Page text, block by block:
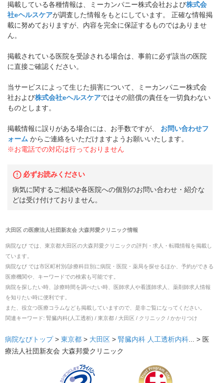
掲載している各種情報は、ミーカンパニー株式会社および株式会
社eヘルスケアが調査した情報をもとにしています。 正確な情報掲
載に努めておりますが、内容を完全に保証するものではありませ
ん。
掲載されている医院を受診される場合は、事前に必ず該当の医院
に直接ご確認ください。
当サービスによって生じた損害について、ミーカンパニー株式会
社および株式会社eヘルスケアではその賠償の責任を一切負わない
ものとします。
掲載情報に誤りがある場合には、お手数ですが、
お問い合わせフ
ォーム からご連絡をいただけますようお願いいたします。
※お電話での対応は行っておりません
必ずお読みください
病気に関するご相談や各医院への個別のお問い合わせ・紹介な
どは受け付けておりません。
大田区 の医療法人社団新友会 大森邦愛クリニック情報
病院なび では、 東京都大田区の大森邦愛クリニックの評判・求人・転職情報を掲載し
ています。
病院なび では市区町村別/診療科目別に病院・医院・薬局を探せるほか、予約ができる
医療機関や、キーワードでの検索も可能です。
病院を探したい時、診療時間を調べたい時、医師求人や看護師求人、薬剤師求人情報
を知りたい時に便利です。
また、役立つ医療コラムなども掲載していますので、是非ご覧になってください。
関連キーワード: 腎臓内科(人工透析) / 東京都 / 大田区 / クリニック / かかりつけ
病院なびトップ > 東京都 > 大田区 > 腎臓内科 人工透析内科 ... > 医
療法人社団新友会 大森邦愛クリニック